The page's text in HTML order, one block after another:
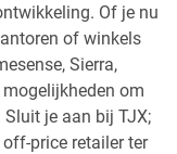
Of je nu
of winkels
Sierra,
om
Sluit je aan bij TJX;
price retailer ter